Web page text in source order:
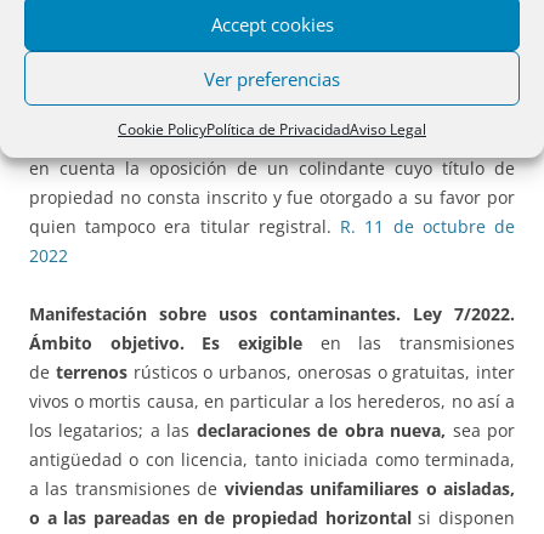
Accept cookies
Ver preferencias
Cookie PolicyPolítica de PrivacidadAviso Legal
genéricas o remitirse a la mera oposición de un colindante.
R. 20 de octubre de 2022
Inscripción de representación gráfica.Art. 199: oposición
de quien no es titular registral ni catastral.No es tenida
en cuenta la oposición de un colindante cuyo título de
propiedad no consta inscrito y fue otorgado a su favor por
quien tampoco era titular registral. R. 11 de octubre de
2022
Manifestación sobre usos contaminantes. Ley 7/2022.
Ámbito objetivo. Es exigible en las transmisiones
de terrenosrústicos o urbanos, onerosas o gratuitas, inter
vivos o mortis causa, en particular a los herederos, no así a
los legatarios; a las declaraciones de obra nueva, sea por
antigüedad o con licencia, tanto iniciada como terminada,
a las transmisiones de viviendas unifamiliares o aisladas,
o a las pareadas en de propiedad horizontalsi disponen